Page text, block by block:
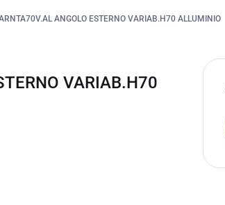
ANGOLO ESTERNO VARIAB.H70 ALLUMINIO
VARIAB.H70